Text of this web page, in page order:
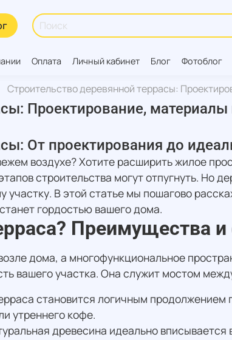
Оплата Личный кабинет Блог Фотоблог
Строительство деревянной террасы:
Проектирование,
От проектирования до
воздухе? Хотите расширить жилое
строительства могут отпугнуть. Но
В этой статье мы пошагово
гордостью вашего дома.
Преимущества
дома, а многофункциональное
вашего участка. Она служит мостом
становится логичным
утреннего кофе.
древесина идеально